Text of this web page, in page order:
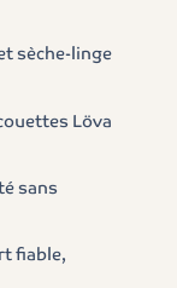
sèche-linge
Löva
sans
fiable,